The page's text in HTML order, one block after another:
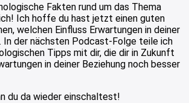
Fakten rund um das Thema
Ich hoffe du hast jetzt einen guten
welchen Einfluss Erwartungen in deiner
In der nächsten Podcast-Folge teile ich
Tipps mit dir, die dir in Zukunft
in deiner Beziehung noch besser
du da wieder einschaltest!